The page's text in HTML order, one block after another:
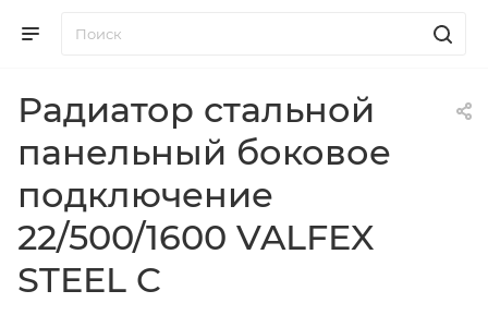
Радиатор стальной
панельный боковое
подключение
22/500/1600 VALFEX
STEEL C